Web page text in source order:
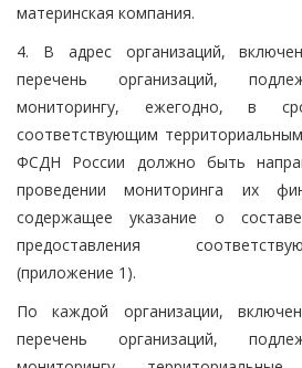
материнская компания.
4. В адрес организаций,
перечень организаций,
мониторингу, ежегодно, в
соответствующим
ФСДН России должно быть
проведении мониторинга их
содержащее указание о
предоставления
(приложение 1).
По каждой организации,
перечень организаций,